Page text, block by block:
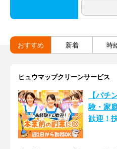
おすすめ 新着 時
ヒュウマップクリーンサービス
【パチ
験・家
歓迎！